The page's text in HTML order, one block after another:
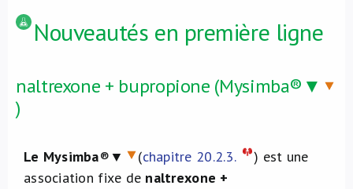
Nouveautés en première ligne
naltrexone + bupropione (Mysimba®▼
)
Le Mysimba®▼ (chapitre 20.2.3.
) est une
association fixe de naltrexone +